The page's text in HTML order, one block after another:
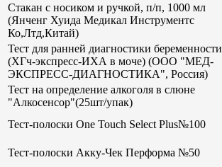
Стакан с носиком и ручкой, п/п, 1000 мл
(Янченг Хуида Медикал Инструментс
Ко,Лтд,Китай)
Тест для ранней диагностики беременности
(ХГч-экспресс-ИХА в моче) (ООО "МЕД-
ЭКСПРЕСС-ДИАГНОСТИКА", Россия)
Тест на определение алкоголя в слюне
"Алкосенсор"(25шт/упак)
Тест-полоски One Touch Select Plus№100
Тест-полоски Акку-Чек Перформа №50